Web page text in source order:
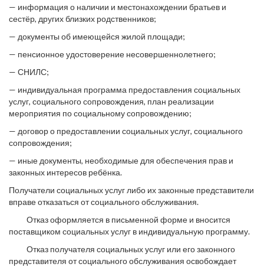
— информация о наличии и местонахождении братьев и
сестёр, других близких родственников;
— документы об имеющейся жилой площади;
— пенсионное удостоверение несовершеннолетнего;
— СНИЛС;
— индивидуальная программа предоставления социальных
услуг, социального сопровождения, план реализации
мероприятия по социальному сопровождению;
— договор о предоставлении социальных услуг, социального
сопровождения;
— иные документы, необходимые для обеспечения прав и
законных интересов ребёнка.
Получатели социальных услуг либо их законные представители
вправе отказаться от социального обслуживания.
Отказ оформляется в письменной форме и вносится
поставщиком социальных услуг в индивидуальную программу.
Отказ получателя социальных услуг или его законного
представителя от социального обслуживания освобождает